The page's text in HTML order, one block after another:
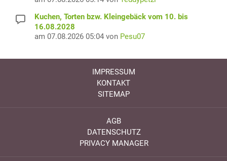
Kuchen, Torten bzw. Kleingebäck vom 10. bis
16.08.2028
am 07.08.2026 05:04 von Pesu07
IMPRESSUM
KONTAKT
SITEMAP
AGB
DATENSCHUTZ
PRIVACY MANAGER